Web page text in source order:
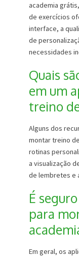
academia
de exercícios
interface, a
de
necessidades
Quais
em um
treino
Alguns dos
montar treino
rotinas
a visualização
de lembretes e
É
para
Em geral, os